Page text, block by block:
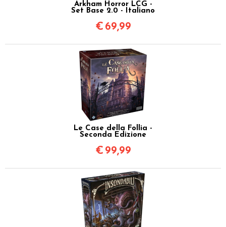
Arkham Horror LCG -
Set Base 2.0 - Italiano
€ 69,99
Le Case della Follia -
Seconda Edizione
€ 99,99